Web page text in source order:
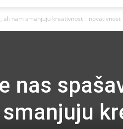
ali nam smanjuju kreativnost i inovativnost
nas